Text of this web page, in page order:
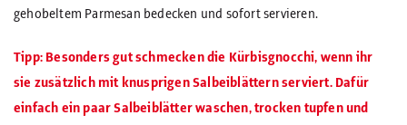
gehobeltem Parmesan bedecken und sofort servieren.
Tipp: Besonders gut schmecken die Kürbisgnocchi, wenn ihr
sie zusätzlich mit knusprigen Salbeiblättern serviert. Dafür
einfach ein paar Salbeiblätter waschen, trocken tupfen und